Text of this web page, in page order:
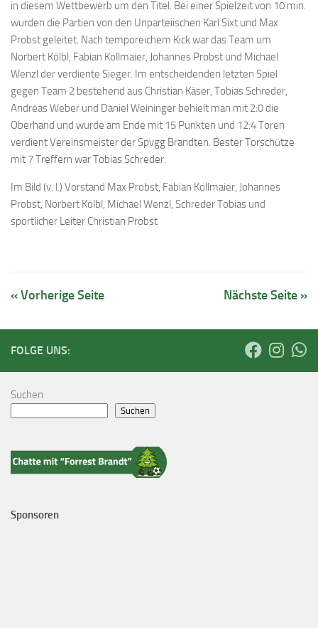
in diesem Wettbewerb um den Titel. Bei einer Spielzeit von 10 min.
wurden die Partien von den Unparteiischen Karl Sixt und Max
Probst geleitet. Nach temporeichem Kick war das Team um
Norbert Kölbl, Fabian Kollmaier, Johannes Probst und Michael
Wenzl der verdiente Sieger. Im entscheidenden letzten Spiel
gegen Team 2 bestehend aus Christian Käser, Tobias Schreder,
Andreas Weber und Daniel Weininger behielt man mit 2:0 die
Oberhand und wurde am Ende mit 15 Punkten und 12:4 Toren
verdient Vereinsmeister der Spvgg Brandten. Bester Torschütze
mit 7 Treffern war Tobias Schreder.
Im Bild (v. l.) Vorstand Max Probst, Fabian Kollmaier, Johannes
Probst, Norbert Kölbl, Michael Wenzl, Schreder Tobias und
sportlicher Leiter Christian Probst
« Vorherige Seite Nächste Seite »
FOLGE UNS:
Suchen
Suchen
Sponsoren